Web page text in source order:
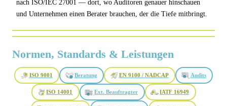
nach ISO/IEC 27001 — dort, wo Auditoren genauer hinschauen
und Unternehmen einen Berater brauchen, der die Tiefe mitbringt.
Normen, Standards & Leistungen
ISO 9001 Beratung EN 9100 / NADCAP Audits
ISO 14001 Ext. Beauftragter IATF 16949